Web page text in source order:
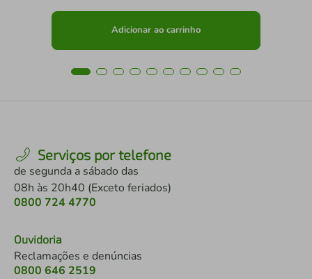
Adicionar ao carrinho
Serviços por telefone
de segunda a sábado das
08h às 20h40 (Exceto feriados)
0800 724 4770
Ouvidoria
Reclamações e denúncias
0800 646 2519